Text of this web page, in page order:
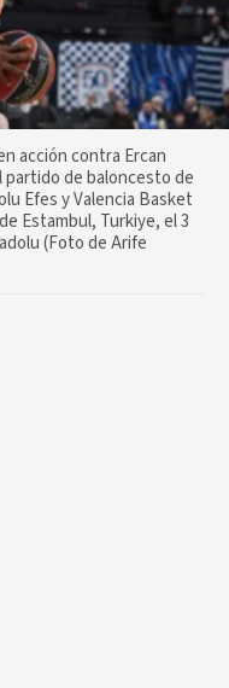
acción contra Ercan
partido de baloncesto de
Efes y Valencia Basket
Estambul, Turkiye, el 3
(Foto de Arife